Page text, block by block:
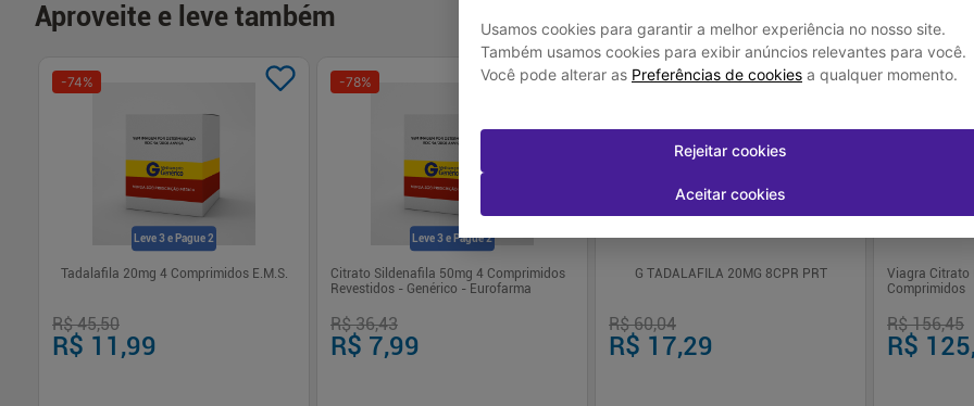
Usamos cookies para garantir a melhor experiência no nosso site.
Também usamos cookies para exibir anúncios relevantes para você.
Você pode alterar as Preferências de cookies a qualquer momento.
Rejeitar cookies
Aceitar cookies
Aproveite e leve também
Leve 3 e Pague 2
-74%
Tadalafila 20mg 4 Comprimidos E.M.S.
R$ 45,50
R$ 11,99
Leve 3 e Pague 2
-78%
Citrato Sildenafila 50mg 4 Comprimidos
Revestidos - Genérico - Eurofarma
R$ 36,43
R$ 7,99
-71%
G TADALAFILA 20MG 8CPR PRT
R$ 60,04
R$ 17,29
-20 %
Viagra Citrato
Comprimidos
R$ 156,45
R$